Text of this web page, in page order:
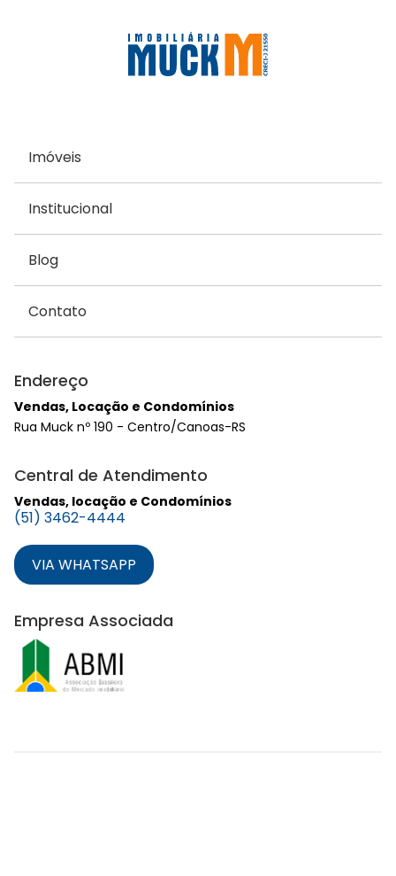
Imóveis
Institucional
Blog
Contato
Endereço
Vendas, Locação e Condomínios
Rua Muck nº 190 - Centro/Canoas-RS
Central de Atendimento
Vendas, locação e Condomínios
(51) 3462-4444
VIA WHATSAPP
Empresa Associada